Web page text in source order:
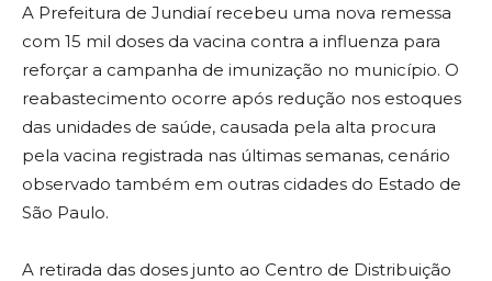
A Prefeitura de Jundiaí recebeu uma nova remessa
com 15 mil doses da vacina contra a influenza para
reforçar a campanha de imunização no município. O
reabastecimento ocorre após redução nos estoques
das unidades de saúde, causada pela alta procura
pela vacina registrada nas últimas semanas, cenário
observado também em outras cidades do Estado de
São Paulo.
A retirada das doses junto ao Centro de Distribuição